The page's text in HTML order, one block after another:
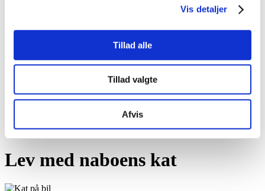
Vis detaljer
Tillad alle
Tillad valgte
Afvis
Hvad skal jeg bruge
Kastration, sterilisation, øremærkning
Kat i hjemmet – hvilken?
Killinger
Lev med naboens kat